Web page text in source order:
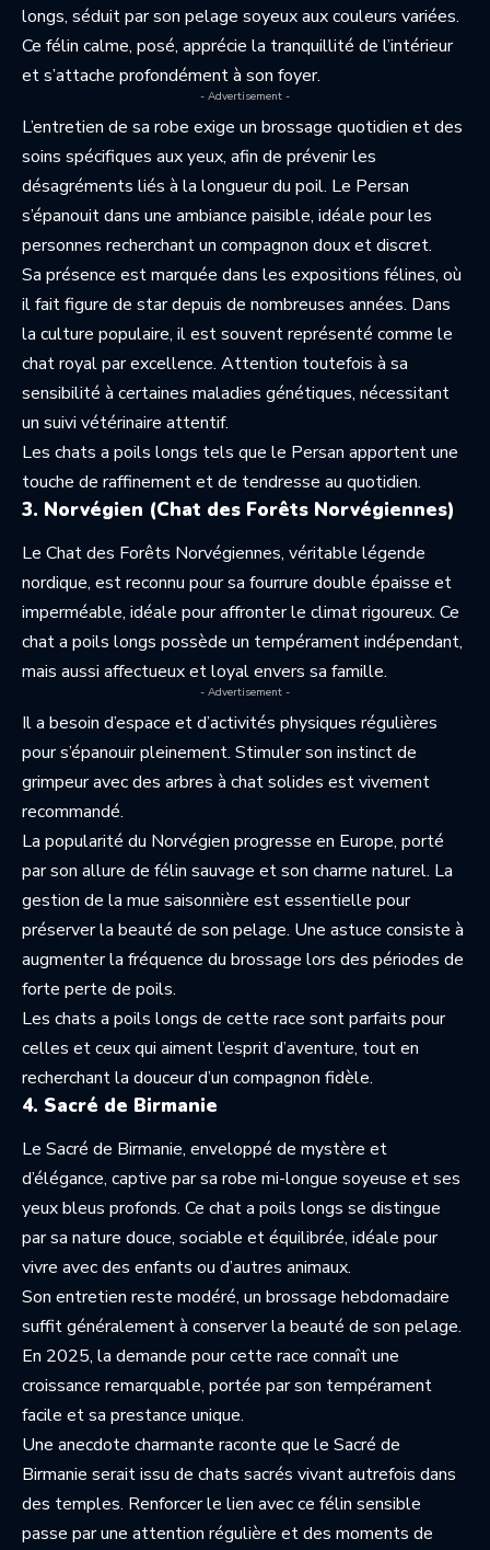
longs, séduit par son pelage soyeux aux couleurs variées.
Ce félin calme, posé, apprécie la tranquillité de l’intérieur
et s’attache profondément à son foyer.
- Advertisement -
L’entretien de sa robe exige un brossage quotidien et des
soins spécifiques aux yeux, afin de prévenir les
désagréments liés à la longueur du poil. Le Persan
s’épanouit dans une ambiance paisible, idéale pour les
personnes recherchant un compagnon doux et discret.
Sa présence est marquée dans les expositions félines, où
il fait figure de star depuis de nombreuses années. Dans
la culture populaire, il est souvent représenté comme le
chat royal par excellence. Attention toutefois à sa
sensibilité à certaines maladies génétiques, nécessitant
un suivi vétérinaire attentif.
Les chats a poils longs tels que le Persan apportent une
touche de raffinement et de tendresse au quotidien.
3. Norvégien (Chat des Forêts Norvégiennes)
Le Chat des Forêts Norvégiennes, véritable légende
nordique, est reconnu pour sa fourrure double épaisse et
imperméable, idéale pour affronter le climat rigoureux. Ce
chat a poils longs possède un tempérament indépendant,
mais aussi affectueux et loyal envers sa famille.
- Advertisement -
Il a besoin d’espace et d’activités physiques régulières
pour s’épanouir pleinement. Stimuler son instinct de
grimpeur avec des arbres à chat solides est vivement
recommandé.
La popularité du Norvégien progresse en Europe, porté
par son allure de félin sauvage et son charme naturel. La
gestion de la mue saisonnière est essentielle pour
préserver la beauté de son pelage. Une astuce consiste à
augmenter la fréquence du brossage lors des périodes de
forte perte de poils.
Les chats a poils longs de cette race sont parfaits pour
celles et ceux qui aiment l’esprit d’aventure, tout en
recherchant la douceur d’un compagnon fidèle.
4. Sacré de Birmanie
Le Sacré de Birmanie, enveloppé de mystère et
d’élégance, captive par sa robe mi-longue soyeuse et ses
yeux bleus profonds. Ce chat a poils longs se distingue
par sa nature douce, sociable et équilibrée, idéale pour
vivre avec des enfants ou d’autres animaux.
Son entretien reste modéré, un brossage hebdomadaire
suffit généralement à conserver la beauté de son pelage.
En 2025, la demande pour cette race connaît une
croissance remarquable, portée par son tempérament
facile et sa prestance unique.
Une anecdote charmante raconte que le Sacré de
Birmanie serait issu de chats sacrés vivant autrefois dans
des temples. Renforcer le lien avec ce félin sensible
passe par une attention régulière et des moments de